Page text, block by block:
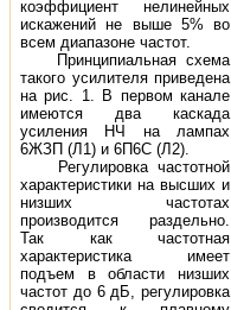
коэффициент нелинейных
искажений не выше 5% во
всем диапазоне частот.
Принципиальная схема
такого усилителя приведена
на рис. 1. В первом канале
имеются два каскада
усиления НЧ на лампах
6ЖЗП (Л1) и 6П6С (Л2).
Регулировка частотной
характеристики на высших и
низших частотах
производится раздельно.
Так как частотная
характеристика имеет
подъем в области низших
частот до 6 дБ, регулировка